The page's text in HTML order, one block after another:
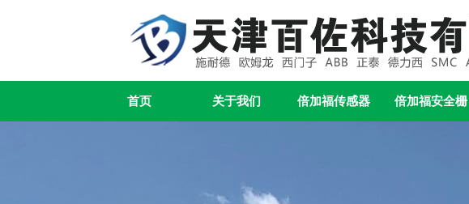
首页 关于我们 倍加福传感器 倍加福安全栅